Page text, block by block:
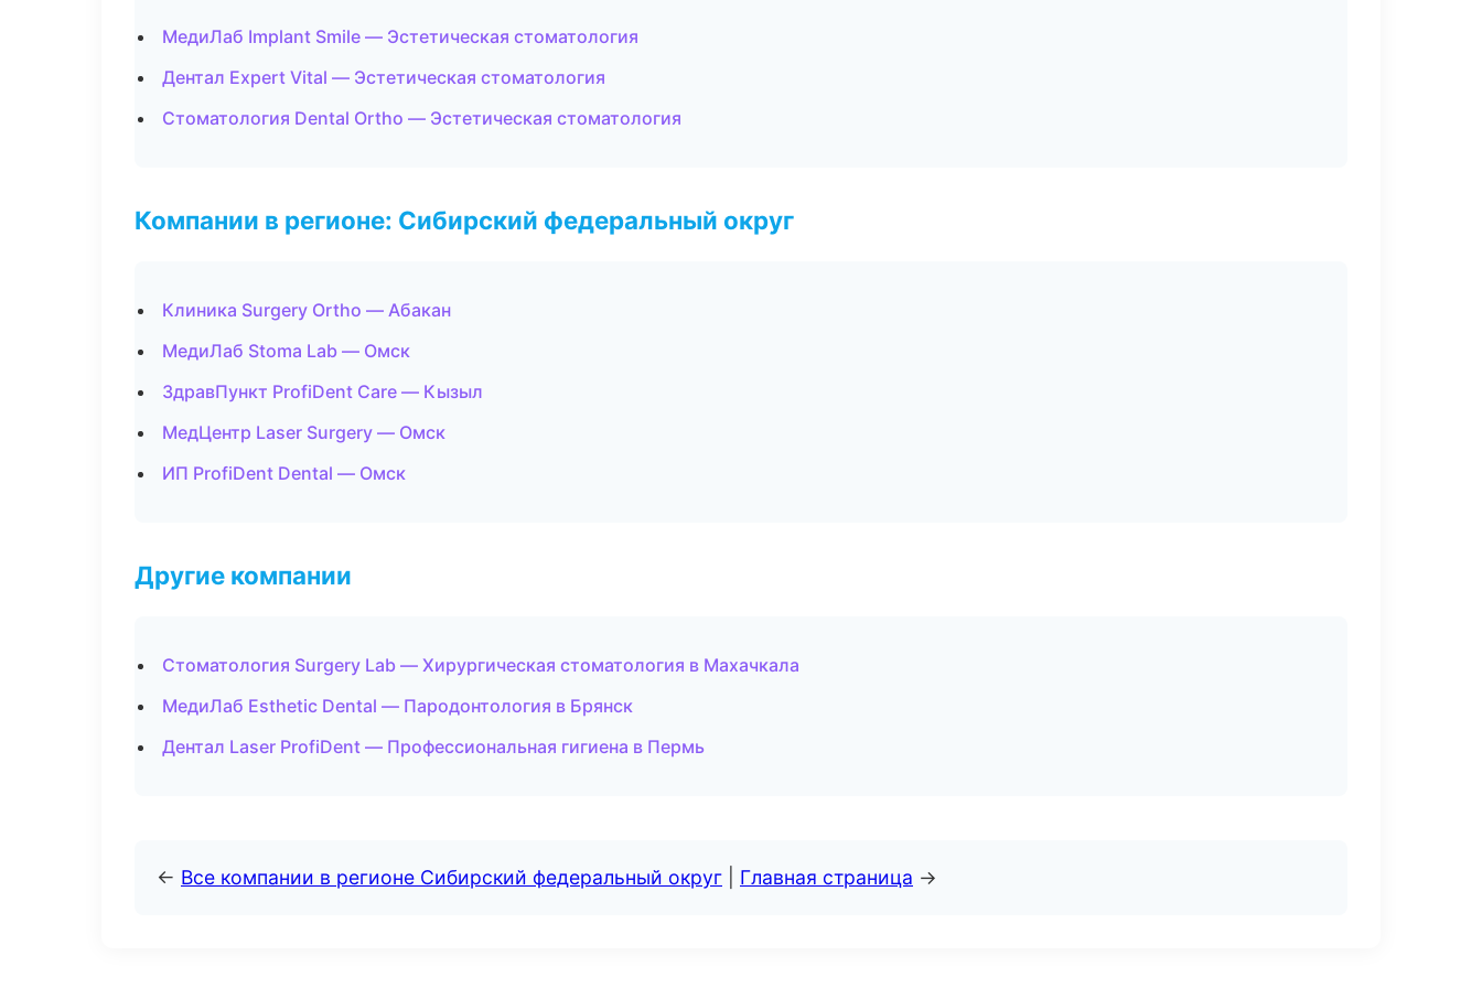
МедиЛаб Implant Smile — Эстетическая стоматология
Дентал Expert Vital — Эстетическая стоматология
Стоматология Dental Ortho — Эстетическая стоматология
Компании в регионе: Сибирский федеральный округ
Клиника Surgery Ortho — Абакан
МедиЛаб Stoma Lab — Омск
ЗдравПункт ProfiDent Care — Кызыл
МедЦентр Laser Surgery — Омск
ИП ProfiDent Dental — Омск
Другие компании
Стоматология Surgery Lab — Хирургическая стоматология в Махачкала
МедиЛаб Esthetic Dental — Пародонтология в Брянск
Дентал Laser ProfiDent — Профессиональная гигиена в Пермь
← Все компании в регионе Сибирский федеральный округ Главная страница →